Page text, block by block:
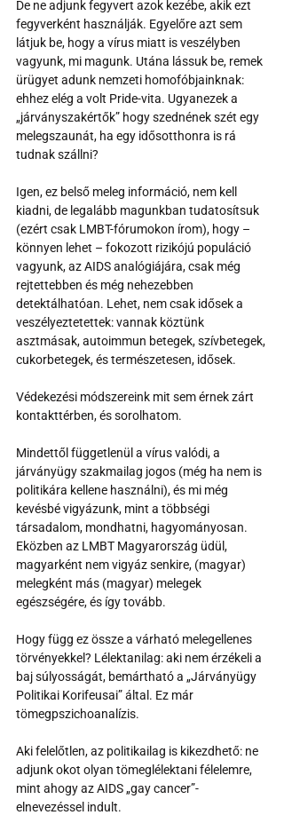
De ne adjunk fegyvert azok kezébe, akik ezt
fegyverként használják. Egyelőre azt sem
látjuk be, hogy a vírus miatt is veszélyben
vagyunk, mi magunk. Utána lássuk be, remek
ürügyet adunk nemzeti homofóbjainknak:
ehhez elég a volt Pride-vita. Ugyanezek a
„járványszakértők” hogy szednének szét egy
melegszaunát, ha egy idősotthonra is rá
tudnak szállni?
Igen, ez belső meleg információ, nem kell
kiadni, de legalább magunkban tudatosítsuk
(ezért csak LMBT-fórumokon írom), hogy –
könnyen lehet – fokozott rizikójú populáció
vagyunk, az AIDS analógiájára, csak még
rejtettebben és még nehezebben
detektálhatóan. Lehet, nem csak idősek a
veszélyeztetettek: vannak köztünk
asztmásak, autoimmun betegek, szívbetegek,
cukorbetegek, és természetesen, idősek.
Védekezési módszereink mit sem érnek zárt
kontakttérben, és sorolhatom.
Mindettől függetlenül a vírus valódi, a
járványügy szakmailag jogos (még ha nem is
politikára kellene használni), és mi még
kevésbé vigyázunk, mint a többségi
társadalom, mondhatni, hagyományosan.
Eközben az LMBT Magyarország üdül,
magyarként nem vigyáz senkire, (magyar)
melegként más (magyar) melegek
egészségére, és így tovább.
Hogy függ ez össze a várható melegellenes
törvényekkel? Lélektanilag: aki nem érzékeli a
baj súlyosságát, bemártható a „Járványügy
Politikai Korifeusai” által. Ez már
tömegpszichoanalízis.
Aki felelőtlen, az politikailag is kikezdhető: ne
adjunk okot olyan tömeglélektani félelemre,
mint ahogy az AIDS „gay cancer”-
elnevezéssel indult.